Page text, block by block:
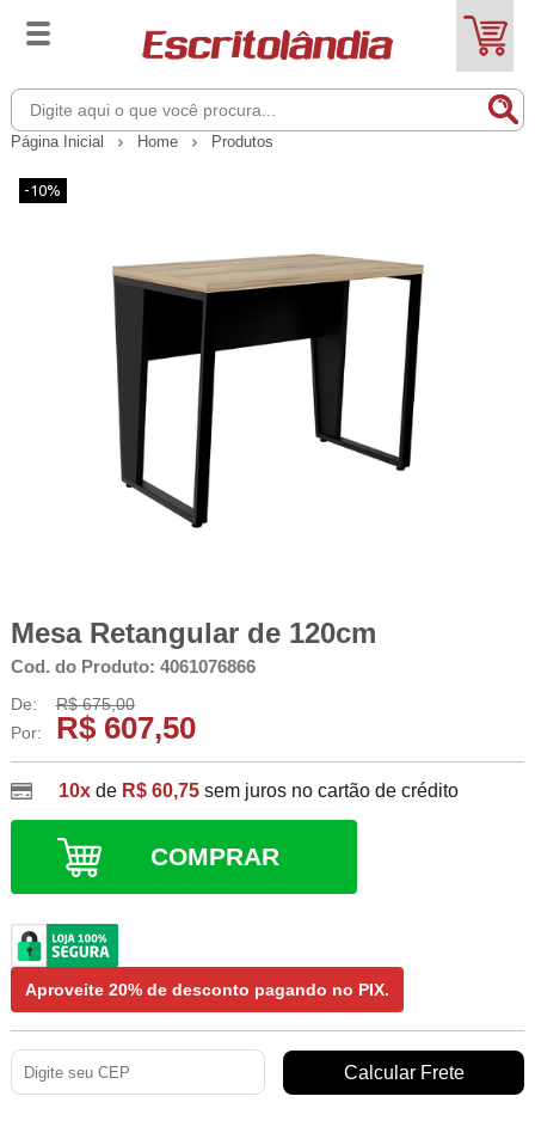
Página Inicial Home Produtos
-10%
Mesa Retangular de 120cm
Cod. do Produto: 4061076866
De:
R$ 675,00
Por:
R$ 607,50
10xde R$ 60,75 sem juros no cartão de crédito
COMPRAR
Aproveite 20% de desconto pagando no PIX.